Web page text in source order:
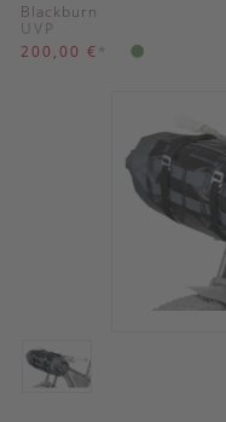
Blackburn
UVP
200,00 € *